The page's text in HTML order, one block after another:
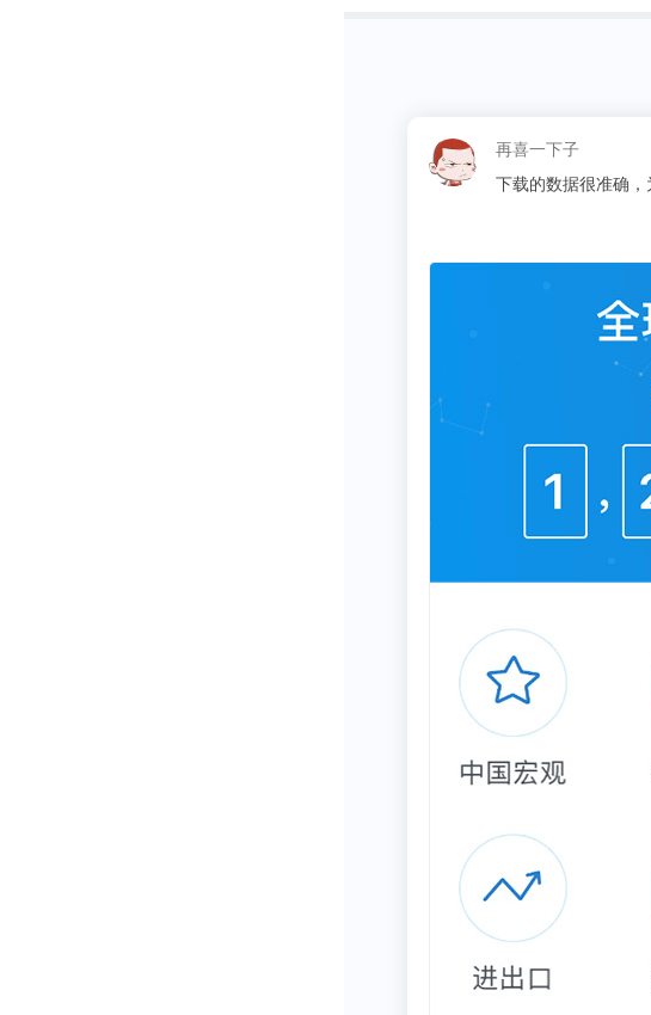
“有必要再次创业吗？”
2014年，杜莹成立再鼎
她说，中国很少有企业
而再鼎医药，不仅仅是
物，成为全球知名的生
药物，拥有亚太地区的
同时，再鼎医药正快速
球各地发现、开发、生
杜莹的“再鼎”模式，获
这昵称我pick了
同学推荐的o，不用